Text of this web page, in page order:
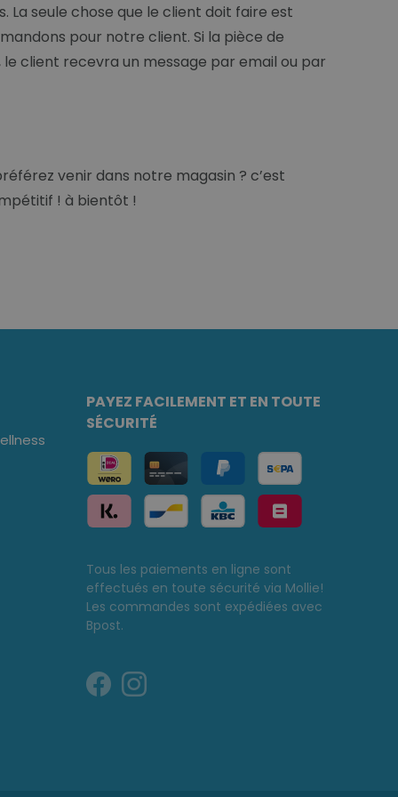
seule chose que le client doit faire est
pour notre client. Si la pièce de
client recevra un message par email ou par
venir dans notre magasin ? c’est
! à bientôt !
PAYEZ FACILEMENT ET EN TOUTE
SÉCURITÉ
Tous les paiements en ligne sont
effectués en toute sécurité via Mollie!
Les commandes sont expédiées avec
Bpost.